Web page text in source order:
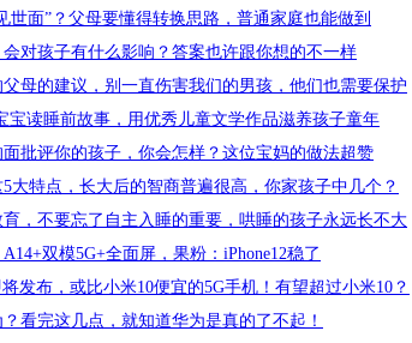
世面”？父母要懂得转换思路，普通家庭也能做到
对孩子有什么影响？答案也许跟你想的不一样
母的建议，别一直伤害我们的男孩，他们也需要保护
宝读睡前故事，用优秀儿童文学作品滋养孩子童年
批评你的孩子，你会怎样？这位宝妈的做法超赞
大特点，长大后的智商普遍很高，你家孩子中几个？
，不要忘了自主入睡的重要，哄睡的孩子永远长不大
双模5G+全面屏，果粉：iPhone12稳了
发布，或比小米10便宜的5G手机！有望超过小米10？
看完这几点，就知道华为是真的了不起！